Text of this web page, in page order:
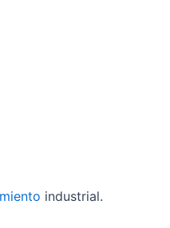
industrial.